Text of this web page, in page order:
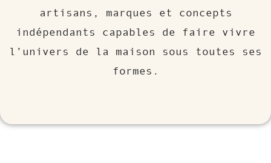
artisans, marques et concepts
indépendants capables de faire vivre
l’univers de la maison sous toutes ses
formes.